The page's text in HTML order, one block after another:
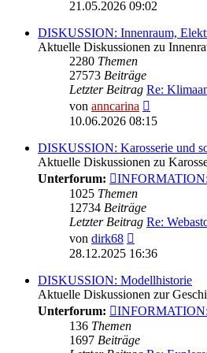
21.05.2026 09:02
DISKUSSION: Innenraum,
Aktuelle Diskussionen zu
2280 Themen
27573 Beiträge
Letzter Beitrag Re:
von anncarina
Beitrag
10.06.2026 08:15
DISKUSSION: Karosserie und
Aktuelle Diskussionen zu
Unterforum:
INFORMATION:
1025 Themen
12734 Beiträge
Letzter Beitrag Re:
von dirk68
Beitrag
28.12.2025 16:36
DISKUSSION: Modellhistorie
Aktuelle Diskussionen zur
Unterforum:
136 Themen
1697 Beiträge